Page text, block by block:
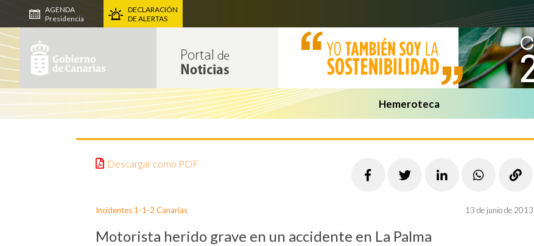
AGENDA
Presidencia
DECLARACIÓN
DE ALERTAS
Hemeroteca
Descargar como PDF
Incidentes 1-1-2 Canarias 13 de junio de 2013
Motorista herido grave en un accidente en La Palma